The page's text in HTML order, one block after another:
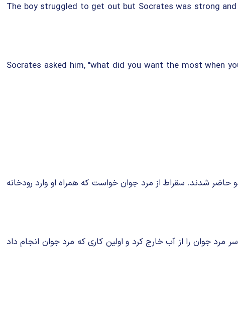
The boy struggled to get out but Socrates was strong
Socrates asked him, "what did you want the most when
شدند. سقراط از مرد جوان خواست که همراه او وارد رودخانه
جوان را از آب خارج کرد و اولین کاری که مرد جوان انجام داد